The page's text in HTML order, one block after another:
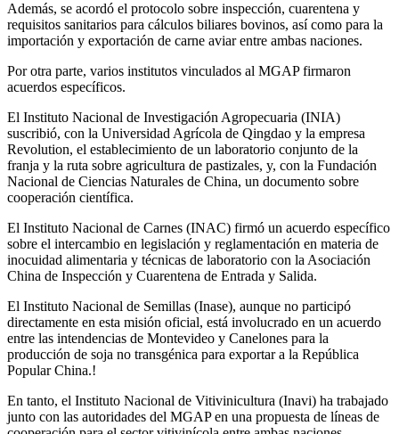
Además, se acordó el protocolo sobre inspección, cuarentena y
requisitos sanitarios para cálculos biliares bovinos, así como para la
importación y exportación de carne aviar entre ambas naciones.
Por otra parte, varios institutos vinculados al MGAP firmaron
acuerdos específicos.
El Instituto Nacional de Investigación Agropecuaria (INIA)
suscribió, con la Universidad Agrícola de Qingdao y la empresa
Revolution, el establecimiento de un laboratorio conjunto de la
franja y la ruta sobre agricultura de pastizales, y, con la Fundación
Nacional de Ciencias Naturales de China, un documento sobre
cooperación científica.
El Instituto Nacional de Carnes (INAC) firmó un acuerdo específico
sobre el intercambio en legislación y reglamentación en materia de
inocuidad alimentaria y técnicas de laboratorio con la Asociación
China de Inspección y Cuarentena de Entrada y Salida.
El Instituto Nacional de Semillas (Inase), aunque no participó
directamente en esta misión oficial, está involucrado en un acuerdo
entre las intendencias de Montevideo y Canelones para la
producción de soja no transgénica para exportar a la República
Popular China.!
En tanto, el Instituto Nacional de Vitivinicultura (Inavi) ha trabajado
junto con las autoridades del MGAP en una propuesta de líneas de